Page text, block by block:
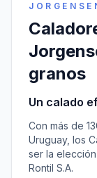
granos
Un calado
Con más de
Uruguay, los
ser la
Rontil S.A.